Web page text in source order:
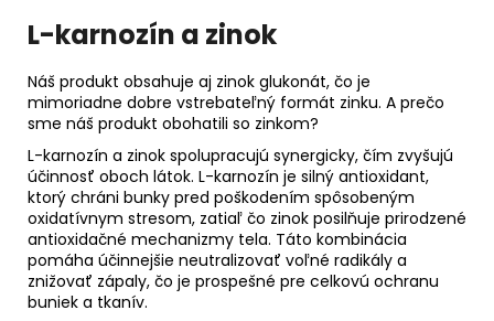
L-karnozín a zinok
Náš produkt obsahuje aj zinok glukonát, čo je
mimoriadne dobre vstrebateľný formát zinku. A prečo
sme náš produkt obohatili so zinkom?
L-karnozín a zinok spolupracujú synergicky, čím zvyšujú
účinnosť oboch látok. L-karnozín je silný antioxidant,
ktorý chráni bunky pred poškodením spôsobeným
oxidatívnym stresom, zatiaľ čo zinok posilňuje prirodzené
antioxidačné mechanizmy tela. Táto kombinácia
pomáha účinnejšie neutralizovať voľné radikály a
znižovať zápaly, čo je prospešné pre celkovú ochranu
buniek a tkanív.